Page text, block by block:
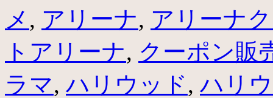
メ , アリーナ, アリーナ
トアリーナ, クーポン販
ラマ,ハリウッド,ハリ